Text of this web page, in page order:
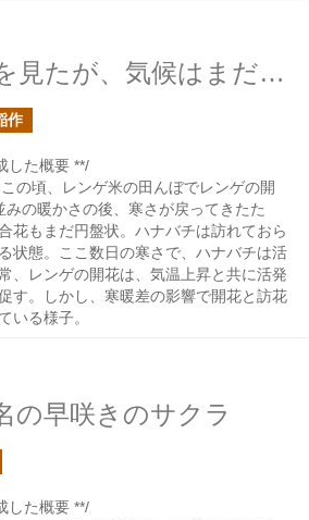
レンゲの開花を見たが、気候はまだ寒い
作
した概要 **/
の頃、レンゲ米の田んぼでレンゲの開
の暖かさの後、寒さが戻ってきたた
花もまだ円盤状。ハナバチは訪れておら
状態。ここ数日の寒さで、ハナバチは活
、レンゲの開花は、気温上昇と共に活発
す。しかし、寒暖差の影響で開花と訪花
いる様子。
の早咲きのサクラ
した概要 **/